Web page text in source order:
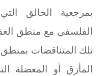
بمرجعية الخالق
الفلسفي مع منطق
تلك المتناقضات بمنطق
المأزق أو المعضلة